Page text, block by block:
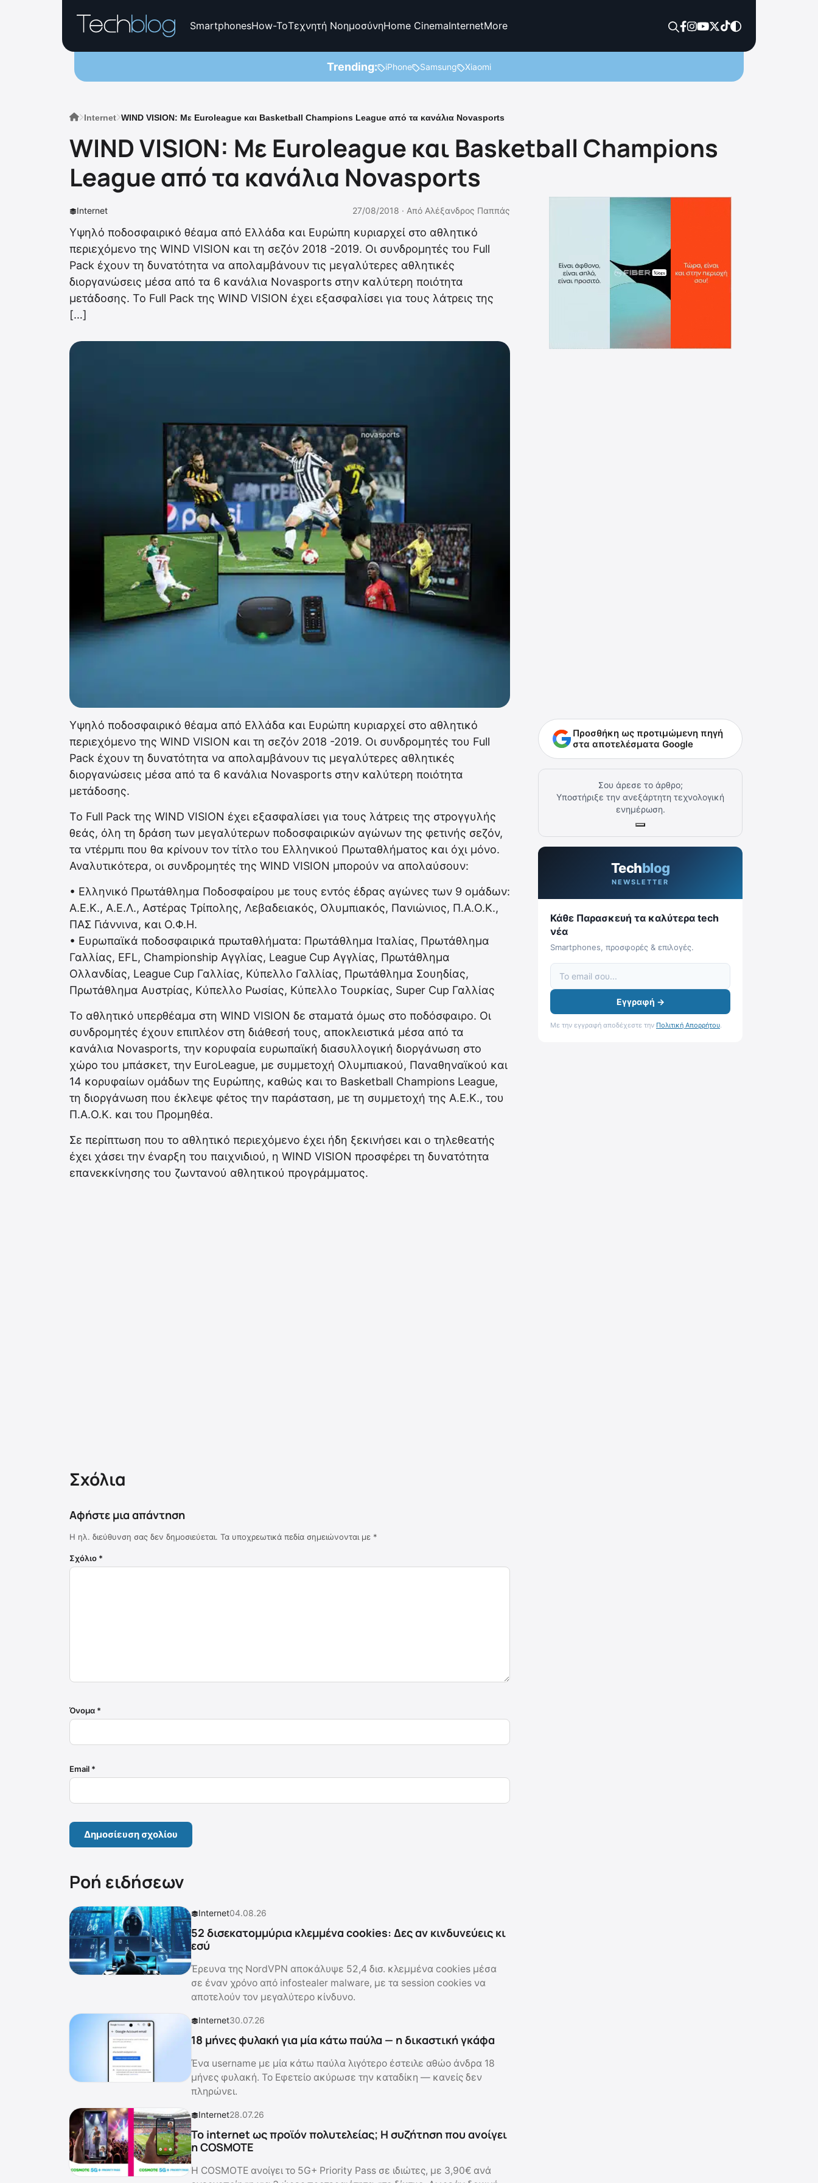
SmartphonesHow-ToΤεχνητή ΝοημοσύνηHome CinemaInternetMore
Trending: iPhone Samsung Xiaomi
Internet WIND VISION: Με Euroleague και Basketball Champions League από τα κανάλια Novasports
WIND VISION: Με Euroleague και Basketball Champions
League από τα κανάλια Novasports
Internet 27/08/2018 · Από Αλέξανδρος Παππάς
Υψηλό ποδοσφαιρικό θέαμα από Ελλάδα και Ευρώπη κυριαρχεί στο αθλητικό
περιεχόμενο της WIND VISION και τη σεζόν 2018 -2019. Οι συνδρομητές του Full
Pack έχουν τη δυνατότητα να απολαμβάνουν τις μεγαλύτερες αθλητικές
διοργανώσεις μέσα από τα 6 κανάλια Novasports στην καλύτερη ποιότητα
μετάδοσης. Το Full Pack της WIND VISION έχει εξασφαλίσει για τους λάτρεις της
[…]
Υψηλό ποδοσφαιρικό θέαμα από Ελλάδα και Ευρώπη κυριαρχεί στο αθλητικό
περιεχόμενο της WIND VISION και τη σεζόν 2018 -2019. Οι συνδρομητές του Full
Pack έχουν τη δυνατότητα να απολαμβάνουν τις μεγαλύτερες αθλητικές
διοργανώσεις μέσα από τα 6 κανάλια Novasports στην καλύτερη ποιότητα
μετάδοσης.
Το Full Pack της WIND VISION έχει εξασφαλίσει για τους λάτρεις της στρογγυλής
θεάς, όλη τη δράση των μεγαλύτερων ποδοσφαιρικών αγώνων της φετινής σεζόν,
τα ντέρμπι που θα κρίνουν τον τίτλο του Ελληνικού Πρωταθλήματος και όχι μόνο.
Αναλυτικότερα, οι συνδρομητές της WIND VISION μπορούν να απολαύσουν:
• Ελληνικό Πρωτάθλημα Ποδοσφαίρου με τους εντός έδρας αγώνες των 9 ομάδων:
Α.Ε.Κ., Α.Ε.Λ., Αστέρας Τρίπολης, Λεβαδειακός, Ολυμπιακός, Πανιώνιος, Π.Α.Ο.Κ.,
ΠΑΣ Γιάννινα, και Ο.Φ.Η.
• Ευρωπαϊκά ποδοσφαιρικά πρωταθλήματα: Πρωτάθλημα Ιταλίας, Πρωτάθλημα
Γαλλίας, EFL, Championship Αγγλίας, League Cup Αγγλίας, Πρωτάθλημα
Ολλανδίας, League Cup Γαλλίας, Κύπελλο Γαλλίας, Πρωτάθλημα Σουηδίας,
Πρωτάθλημα Αυστρίας, Κύπελλο Ρωσίας, Κύπελλο Τουρκίας, Super Cup Γαλλίας
To αθλητικό υπερθέαμα στη WIND VISION δε σταματά όμως στο ποδόσφαιρο. Οι
συνδρομητές έχουν επιπλέον στη διάθεσή τους, αποκλειστικά μέσα από τα
κανάλια Novasports, την κορυφαία ευρωπαϊκή διασυλλογική διοργάνωση στο
χώρο του μπάσκετ, την EuroLeague, με συμμετοχή Ολυμπιακού, Παναθηναϊκού και
14 κορυφαίων ομάδων της Ευρώπης, καθώς και το Basketball Champions League,
τη διοργάνωση που έκλεψε φέτος την παράσταση, με τη συμμετοχή της Α.Ε.Κ., του
Π.Α.Ο.Κ. και του Προμηθέα.
Σε περίπτωση που το αθλητικό περιεχόμενο έχει ήδη ξεκινήσει και ο τηλεθεατής
έχει χάσει την έναρξη του παιχνιδιού, η WIND VISION προσφέρει τη δυνατότητα
επανεκκίνησης του ζωντανού αθλητικού προγράμματος.
Σχόλια
Αφήστε μια απάντηση
Η ηλ. διεύθυνση σας δεν δημοσιεύεται. Τα υποχρεωτικά πεδία σημειώνονται με *
Σχόλιο *
Όνομα *
Email *
Ροή ειδήσεων
Internet04.08.26
52 δισεκατομμύρια κλεμμένα cookies: Δες αν κινδυνεύεις κι
εσύ
Έρευνα της NordVPN αποκάλυψε 52,4 δισ. κλεμμένα cookies μέσα
σε έναν χρόνο από infostealer malware, με τα session cookies να
αποτελούν τον μεγαλύτερο κίνδυνο.
Internet30.07.26
18 μήνες φυλακή για μία κάτω παύλα — η δικαστική γκάφα
Ένα username με μία κάτω παύλα λιγότερο έστειλε αθώο άνδρα 18
μήνες φυλακή. Το Εφετείο ακύρωσε την καταδίκη — κανείς δεν
πληρώνει.
Internet28.07.26
Το internet ως προϊόν πολυτελείας; Η συζήτηση που ανοίγει
η COSMOTE
Η COSMOTE ανοίγει το 5G+ Priority Pass σε ιδιώτες, με 3,90€ ανά
Προσθήκη ως προτιμώμενη πηγή
στα αποτελέσματα Google
Σου άρεσε το άρθρο;
Υποστήριξε την ανεξάρτητη τεχνολογική
ενημέρωση.
Techblog
NEWSLETTER
Κάθε Παρασκευή τα καλύτερα tech
νέα
Smartphones, προσφορές & επιλογές.
Εγγραφή →
Με την εγγραφή αποδέχεστε την Πολιτική Απορρήτου.